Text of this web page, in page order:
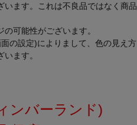
います。これは不良品ではなく商品
可能性がございます。
の設定)によりまして、色の見え方
ます。
ンバーランド)